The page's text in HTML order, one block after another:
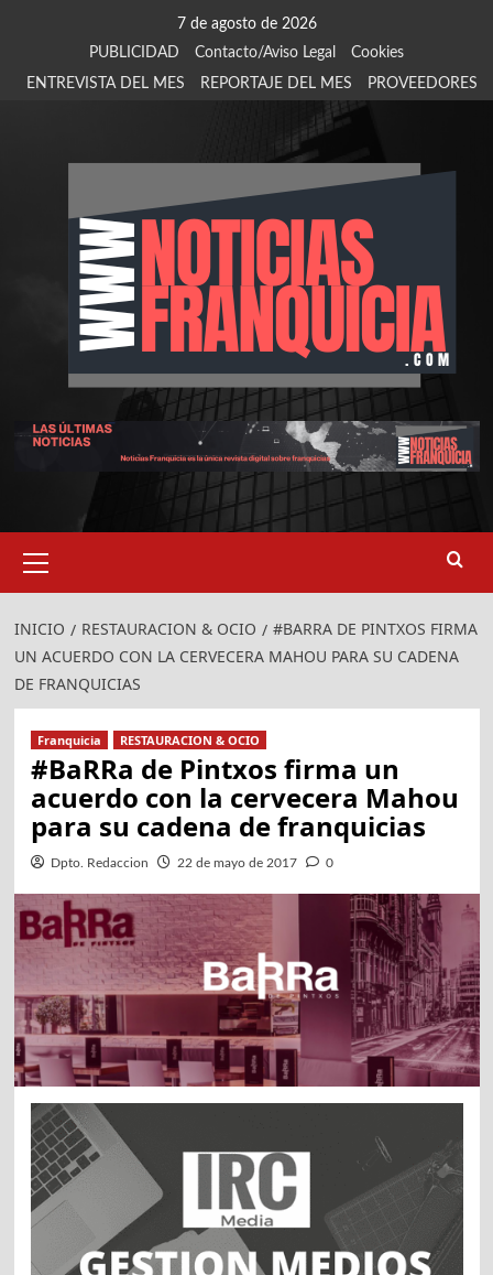
7 de agosto de 2026
PUBLICIDAD
Contacto/Aviso Legal
Cookies
ENTREVISTA DEL MES
REPORTAJE DEL MES PROVEEDORES
primario
INICIO RESTAURACION & OCIO
#BARRA DE PINTXOS FIRMA
UN ACUERDO CON LA CERVECERA MAHOU PARA SU CADENA
DE FRANQUICIAS
Franquicia RESTAURACION & OCIO
#BaRRa de Pintxos firma un
acuerdo con la cervecera Mahou
para su cadena de franquicias
Dpto. Redaccion 22 de mayo de 2017 0
924 907